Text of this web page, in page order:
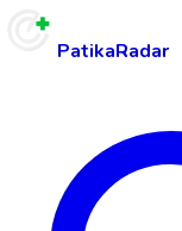
PatikaRadar